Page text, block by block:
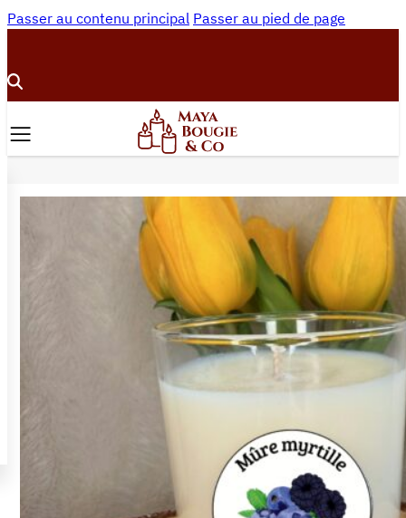
Passer au contenu principal Passer au pied de page